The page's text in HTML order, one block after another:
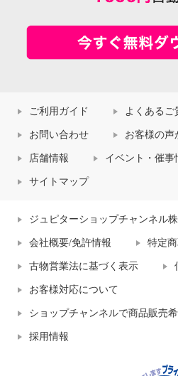
ご利用ガイド よくあるご
お問い合わせ お客様の声
店舗情報 イベント・催事
サイトマップ
ジュピターショップチャンネル
会社概要/免許情報 特定
古物営業法に基づく表示
お客様対応について
ショップチャンネルで商品販売
採用情報